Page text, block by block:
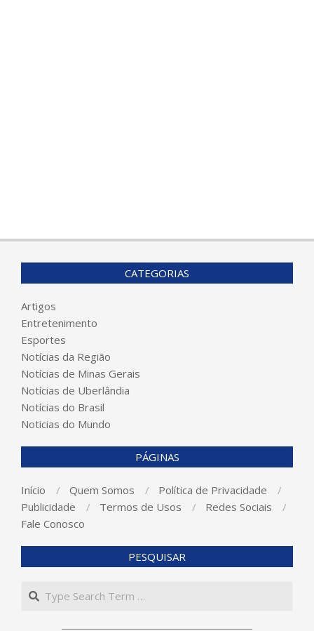
CATEGORIAS
Artigos
Entretenimento
Esportes
Notícias da Região
Notícias de Minas Gerais
Notícias de Uberlândia
Notícias do Brasil
Noticias do Mundo
PÁGINAS
Início Quem Somos
Política de Privacidade
Publicidade
Termos de Usos
Redes Sociais
Fale Conosco
PESQUISAR
Search